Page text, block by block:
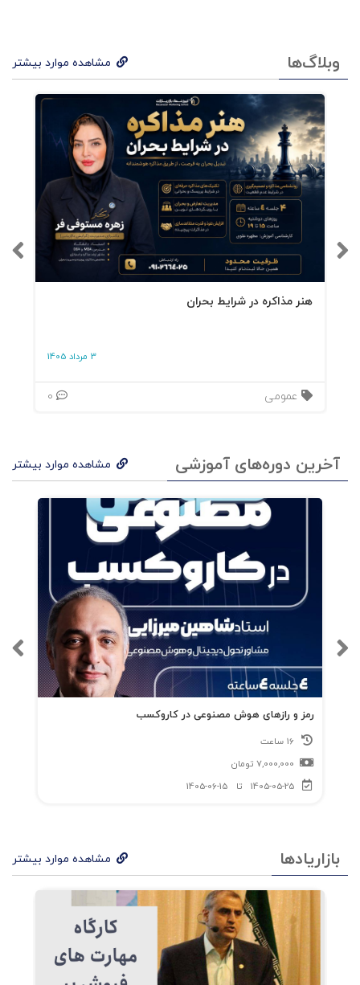
وبلاگ‌ها مشاهده موارد بیشتر
هنر مذاکره در شرایط بحران
3 مرداد 1405
عمومی
آخرین دوره‌های آموزشی مشاهده موارد بیشتر
رمز و رازهای هوش مصنوعی در کاروکسب
7,000,000 تومان
1405-05-25
تا 1405-06-15
بازاریادها مشاهده موارد بیشتر